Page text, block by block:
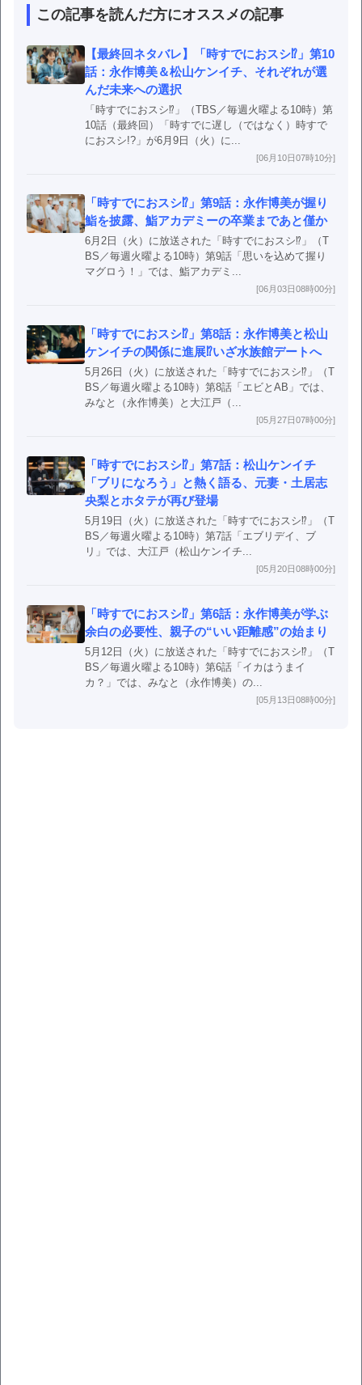
この記事を読んだ方にオススメの記事
【最終回ネタバレ】「時すでにおスシ⁉」第10
話：永作博美＆松山ケンイチ、それぞれが選
んだ未来への選択
「時すでにおスシ⁉」（TBS／毎週火曜よる10時）第
10話（最終回）「時すでに遅し（ではなく）時すで
におスシ!?」が6月9日（火）に...
[06月10日07時10分]
「時すでにおスシ⁉」第9話：永作博美が握り
鮨を披露、鮨アカデミーの卒業まであと僅か
6月2日（火）に放送された「時すでにおスシ⁉」（T
BS／毎週火曜よる10時）第9話「思いを込めて握り
マグロう！」では、鮨アカデミ...
[06月03日08時00分]
「時すでにおスシ⁉」第8話：永作博美と松山
ケンイチの関係に進展⁉いざ水族館デートへ
5月26日（火）に放送された「時すでにおスシ⁉」（T
BS／毎週火曜よる10時）第8話「エビとAB」では、
みなと（永作博美）と大江戸（...
[05月27日07時00分]
「時すでにおスシ⁉」第7話：松山ケンイチ
「ブリになろう」と熱く語る、元妻・土居志
央梨とホタテが再び登場
5月19日（火）に放送された「時すでにおスシ⁉」（T
BS／毎週火曜よる10時）第7話「エブリデイ、ブ
リ」では、大江戸（松山ケンイチ...
[05月20日08時00分]
「時すでにおスシ⁉」第6話：永作博美が学ぶ
余白の必要性、親子の“いい距離感”の始まり
5月12日（火）に放送された「時すでにおスシ⁉」（T
BS／毎週火曜よる10時）第6話「イカはうまイ
カ？」では、みなと（永作博美）の...
[05月13日08時00分]